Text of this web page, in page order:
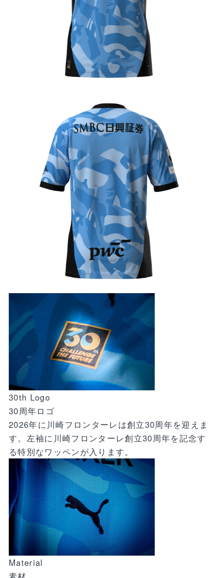
30th Logo
30周年ロゴ
2026年に川崎フロンターレは創立30周年を迎えま
す。左袖に川崎フロンターレ創立30周年を記念す
る特別なワッペンが入ります。
Material